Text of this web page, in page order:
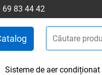
69 83 44 42
Sisteme de aer condiționat